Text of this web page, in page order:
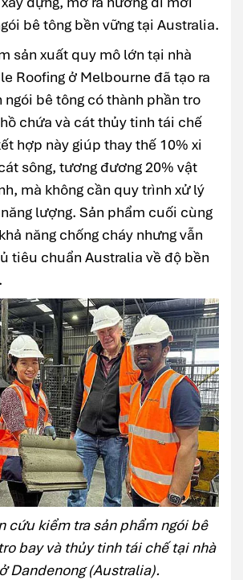
bê tông bền vững tại Australia.
sản xuất quy mô lớn tại nhà
Roofing ở Melbourne đã tạo ra
ngói bê tông có thành phần tro
chứa và cát thủy tinh tái chế
hợp này giúp thay thế 10% xi
sông, tương đương 20% vật
mà không cần quy trình xử lý
lượng. Sản phẩm cuối cùng
năng chống cháy nhưng vẫn
tiêu chuẩn Australia về độ bền
cứu kiểm tra sản phẩm ngói bê
bay và thủy tinh tái chế tại nhà
Dandenong (Australia).